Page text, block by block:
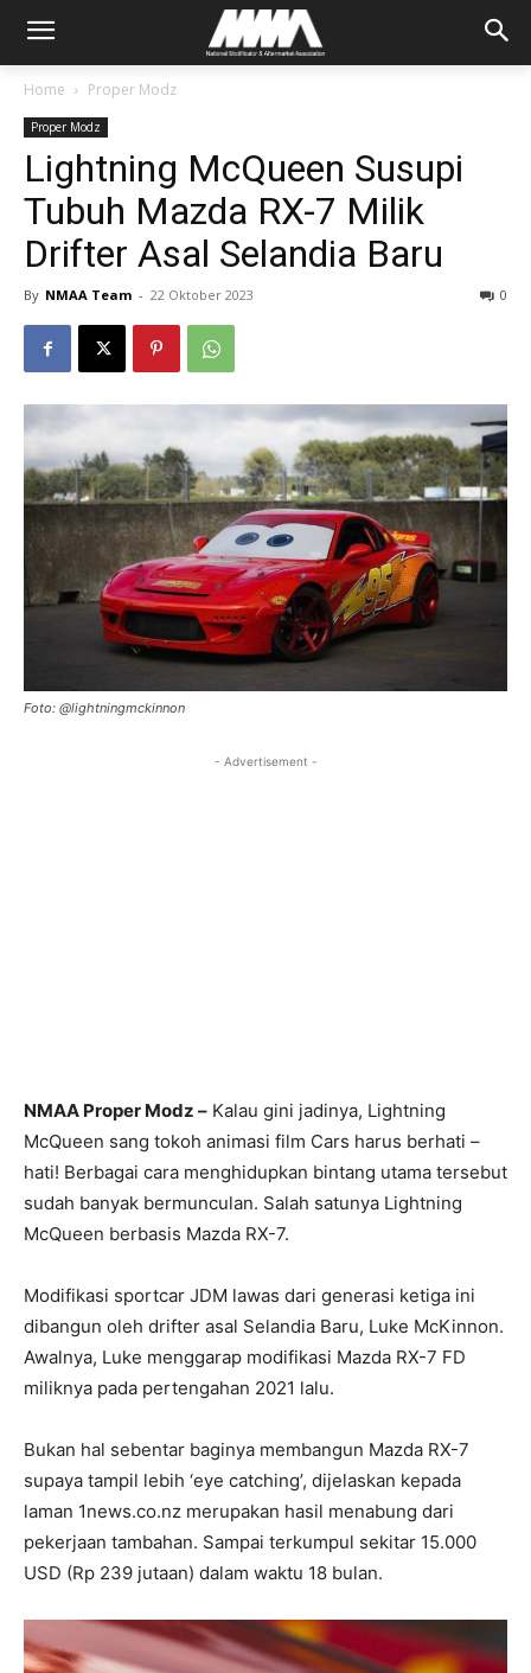
Home Proper Modz
Proper Modz
Lightning McQueen Susupi
Tubuh Mazda RX-7 Milik
Drifter Asal Selandia Baru
By NMAA Team - 22 Oktober 2023 0
Foto: @lightningmckinnon
- Advertisement -
NMAA Proper Modz – Kalau gini jadinya, Lightning
McQueen sang tokoh animasi film Cars harus berhati –
hati! Berbagai cara menghidupkan bintang utama tersebut
sudah banyak bermunculan. Salah satunya Lightning
McQueen berbasis Mazda RX-7.
Modifikasi sportcar JDM lawas dari generasi ketiga ini
dibangun oleh drifter asal Selandia Baru, Luke McKinnon.
Awalnya, Luke menggarap modifikasi Mazda RX-7 FD
miliknya pada pertengahan 2021 lalu.
Bukan hal sebentar baginya membangun Mazda RX-7
supaya tampil lebih ‘eye catching’, dijelaskan kepada
laman 1news.co.nz merupakan hasil menabung dari
pekerjaan tambahan. Sampai terkumpul sekitar 15.000
USD (Rp 239 jutaan) dalam waktu 18 bulan.